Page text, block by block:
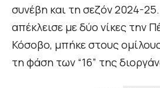
συνέβη και τη σεζόν 2024-
απέκλεισε με δύο νίκες την
Κόσοβο, μπήκε στους
τη φάση των “16” της